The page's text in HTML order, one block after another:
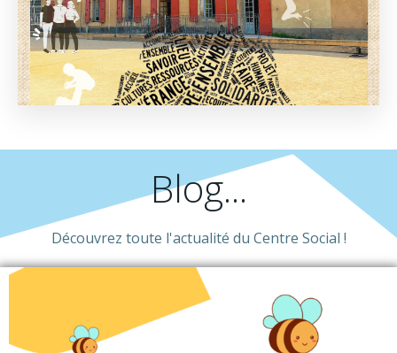
Blog...
Découvrez toute l'actualité du Centre Social !